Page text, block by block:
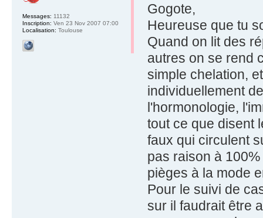
Gogote,
Heureuse que tu
Quand on lit des
autres on se rend
simple chelation,
individuellement
l'hormonologie,
tout ce que disent
faux qui circulent
pas raison à
pièges à la mode
Pour le suivi de
sur il faudrait être
Messages: 11132
Inscription: Ven 23 Nov 2007 07:00
Localisation: Toulouse